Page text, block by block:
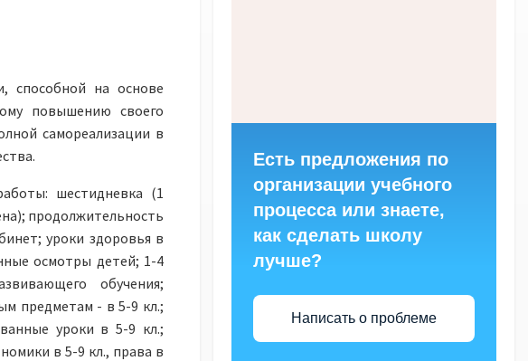
способной на основе
повышению своего
самореализации в
шестидневка (1
продолжительность
уроки здоровья в
осмотры детей; 1-4
обучения;
предметам - в 5-9 кл.;
уроки в 5-9 кл.;
в 5-9 кл., права в
Есть предложения по
организации учебного
процесса или знаете,
как сделать школу
лучше?
Написать о проблеме